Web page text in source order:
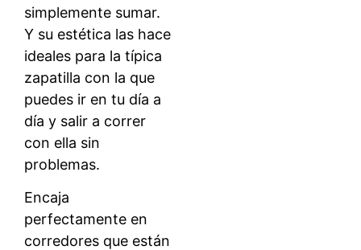
simplemente sumar.
Y su estética las hace
ideales para la típica
zapatilla con la que
puedes ir en tu día a
día y salir a correr
con ella sin
problemas.
Encaja
perfectamente en
corredores que están